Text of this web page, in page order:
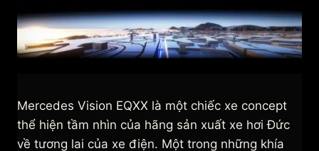
Mercedes Vision EQXX là một chiếc xe concept
thể hiện tầm nhìn của hãng sản xuất xe hơi Đức
về tương lai của xe điện. Một trong những khía